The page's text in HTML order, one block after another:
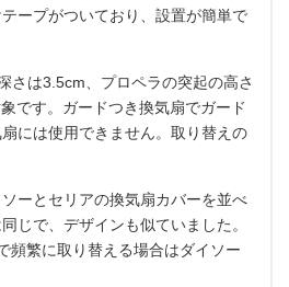
ープがついており、設置が簡単で
さは3.5cm、プロペラの突起の高さ
です。ガードつき換気扇でガード
には使用できません。取り替えの
ーとセリアの換気扇カバーを並べ
じで、デザインも似ていました。
頻繁に取り替える場合はダイソー